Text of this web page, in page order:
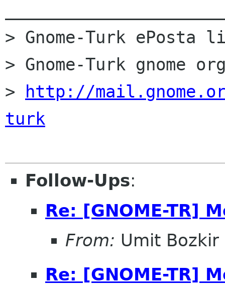
> Gnome-Turk ePosta
> Gnome-Turk gnome
>
http://
turk
Follow-Ups:
Re: [GNOME-TR]
From: Umit Bozkir
Re: [GNOME-TR]